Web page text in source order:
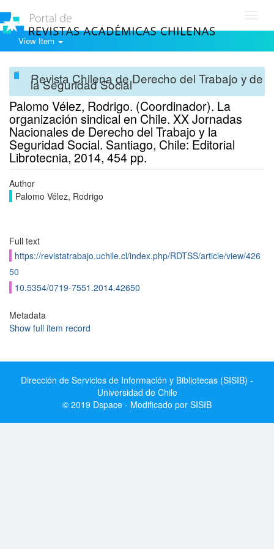
View Item
Revista Chilena de Derecho del Trabajo y de
la Seguridad Social
Palomo Vélez, Rodrigo. (Coordinador). La
organización sindical en Chile. XX Jornadas
Nacionales de Derecho del Trabajo y la
Seguridad Social. Santiago, Chile: Editorial
Librotecnia, 2014, 454 pp.
Author
Palomo Vélez, Rodrigo
Full text
https://revistatrabajo.uchile.cl/index.php/RDTSS/article/view/426
50
10.5354/0719-7551.2014.42650
Metadata
Show full item record
Dirección de Servicios de Información y Bibliotecas (SISIB) -
Universidad de Chile
© 2019 Dspace - Modificado por SISIB